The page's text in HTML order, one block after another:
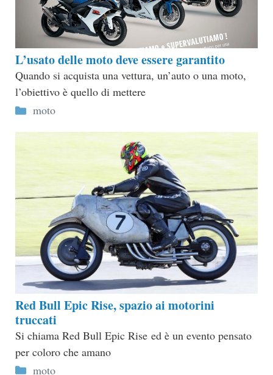
L’usato delle moto deve essere garantito
Quando si acquista una vettura, un’auto o una moto,
l’obiettivo è quello di mettere
Categorie
moto
Red Bull Epic Rise, spazio ai motorini
truccati
Si chiama Red Bull Epic Rise ed è un evento pensato
per coloro che amano
Categorie
moto